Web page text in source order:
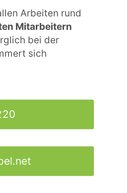
Arbeiten rund
Mitarbeitern
bei der
sich